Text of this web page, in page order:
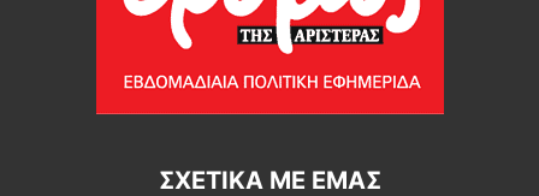
ΣΧΕΤΙΚΆ ΜΕ ΕΜΆΣ